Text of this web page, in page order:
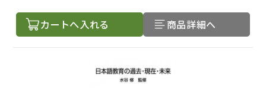
カートへ入れる 商品詳細へ